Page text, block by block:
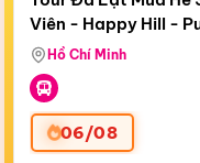
Viên - Happy Hill -
Hồ Chí Minh
06/08